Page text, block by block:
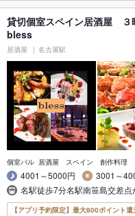
貸切個室スペイン居酒屋 ３
bless
居酒屋 名古屋駅
個室バル 居酒屋 スペイン 創作料理
4001～5000円
3001～
名駅徒歩7分名駅南笹島交差
【アプリ予約限定】最大800ポイント